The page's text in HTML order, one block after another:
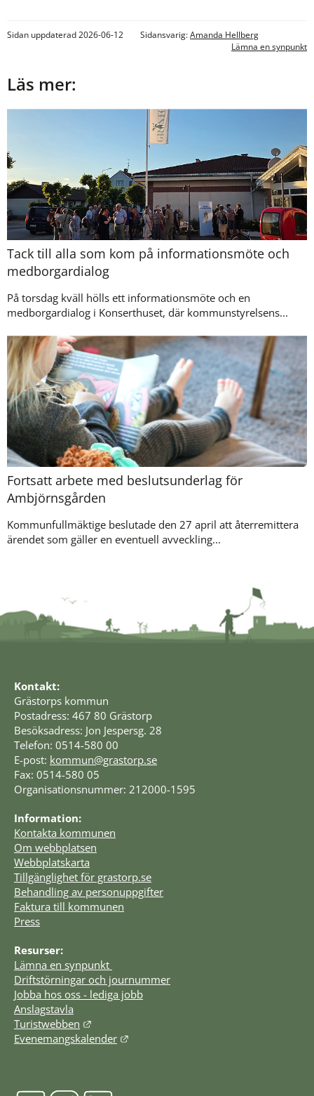
Sidan uppdaterad 2026-06-12 Sidansvarig:Amanda Hellberg
Lämna en synpunkt
Läs mer:
Tack till alla som kom på informationsmöte och
medborgardialog
På torsdag kväll hölls ett informationsmöte och en
medborgardialog i Konserthuset, där kommunstyrelsens...
Fortsatt arbete med beslutsunderlag för
Ambjörnsgården
Kommunfullmäktige beslutade den 27 april att återremittera
ärendet som gäller en eventuell avveckling...
Kontakt:
Grästorps kommun
Postadress: 467 80 Grästorp
Besöksadress: Jon Jespersg. 28
Telefon: 0514-580 00
E-post: kommun@grastorp.se
Fax: 0514-580 05
Organisationsnummer: 212000-1595
Information:
Kontakta kommunen
Om webbplatsen
Webbplatskarta
Tillgänglighet för grastorp.se
Behandling av personuppgifter
Faktura till kommunen
Press
Resurser:
Lämna en synpunkt
Driftstörningar och journummer
Jobba hos oss - lediga jobb
Anslagstavla
Turistwebben
Länk till annan webbplats.
Evenemangskalender
Länk till annan webbplats.